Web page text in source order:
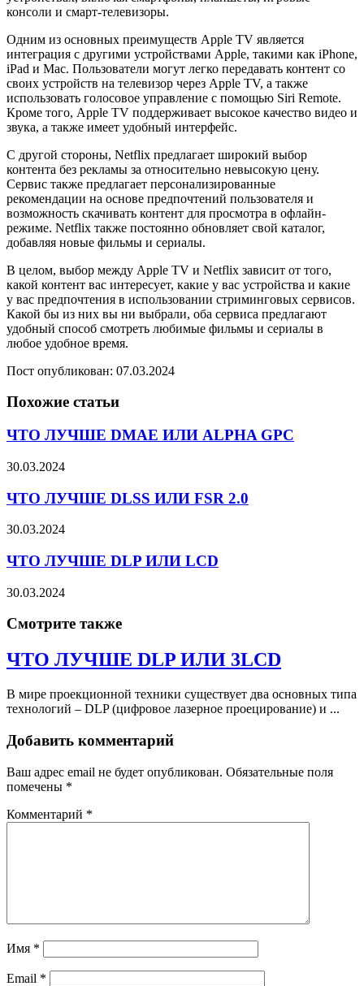
консоли и смарт-телевизоры.
Одним из основных преимуществ Apple TV является
интеграция с другими устройствами Apple, такими как iPhone,
iPad и Mac. Пользователи могут легко передавать контент со
своих устройств на телевизор через Apple TV, а также
использовать голосовое управление с помощью Siri Remote.
Кроме того, Apple TV поддерживает высокое качество видео и
звука, а также имеет удобный интерфейс.
С другой стороны, Netflix предлагает широкий выбор
контента без рекламы за относительно невысокую цену.
Сервис также предлагает персонализированные
рекомендации на основе предпочтений пользователя и
возможность скачивать контент для просмотра в офлайн-
режиме. Netflix также постоянно обновляет свой каталог,
добавляя новые фильмы и сериалы.
В целом, выбор между Apple TV и Netflix зависит от того,
какой контент вас интересует, какие у вас устройства и какие
у вас предпочтения в использовании стриминговых сервисов.
Какой бы из них вы ни выбрали, оба сервиса предлагают
удобный способ смотреть любимые фильмы и сериалы в
любое удобное время.
Пост опубликован: 07.03.2024
Похожие статьи
ЧТО ЛУЧШЕ DMAE ИЛИ ALPHA GPC
30.03.2024
ЧТО ЛУЧШЕ DLSS ИЛИ FSR 2.0
30.03.2024
ЧТО ЛУЧШЕ DLP ИЛИ LCD
30.03.2024
Смотрите также
ЧТО ЛУЧШЕ DLP ИЛИ 3LCD
В мире проекционной техники существует два основных типа
технологий – DLP (цифровое лазерное проецирование) и ...
Добавить комментарий
Ваш адрес email не будет опубликован. Обязательные поля
помечены *
Комментарий *
Имя *
Email *